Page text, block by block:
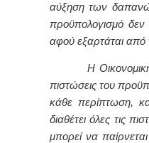
αύξηση των
προϋπολογισμό
αφού εξαρτάται από
Η Οικονομική
πιστώσεις του
κάθε περίπτωση,
διαθέτει όλες τις
μπορεί να